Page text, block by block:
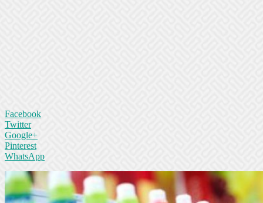
Facebook
Twitter
Google+
Pinterest
WhatsApp